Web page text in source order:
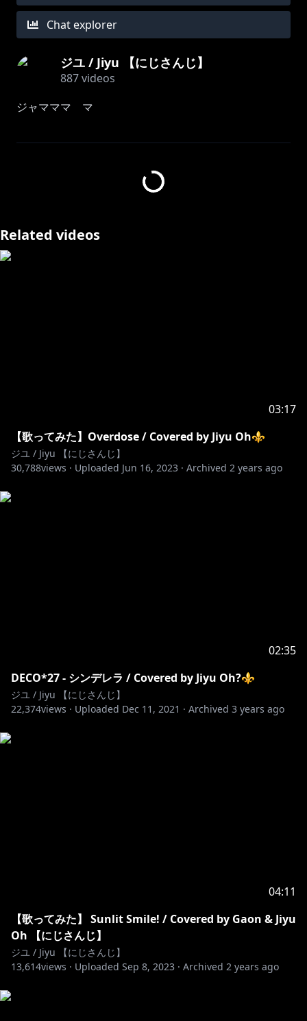
Chat explorer
ジユ / Jiyu 【にじさんじ】
887videos
ジャマママ マ
⚜Original
https://youtu.be/dgS6HvEohsw
⚜illust TQ(@arigaTT_9)
사항입니다)⚜
-다른 분들이 기분 나쁠정도의 욕설이나 성희롱 등은 금
지입니다!
（禁止事項）⚜
・他の方の気持ちを悪くさせるほどの悪口、セクハラは
禁止です！
-------------------------------------------------
◈『Twitter』 https://twitter.com/JiyuOh2434
◈『Support』https://toon.at/donate/jiyuoh2434
Related videos
03:17
【歌ってみた】Overdose / Covered by Jiyu Oh⚜
ジユ / Jiyu 【にじさんじ】
30,788views · Uploaded Jun 16, 2023 · Archived 2 years ago
02:35
DECO*27 - シンデレラ / Covered by Jiyu Oh?⚜
ジユ / Jiyu 【にじさんじ】
22,374views · Uploaded Dec 11, 2021 · Archived 3 years ago
04:11
【歌ってみた】 Sunlit Smile! / Covered by Gaon & Jiyu
Oh 【にじさんじ】
ジユ / Jiyu 【にじさんじ】
13,614views · Uploaded Sep 8, 2023 · Archived 2 years ago